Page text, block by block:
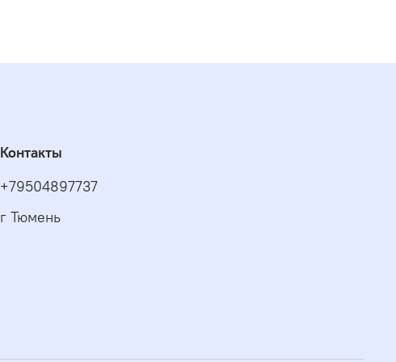
Контакты
+79504897737
г Тюмень